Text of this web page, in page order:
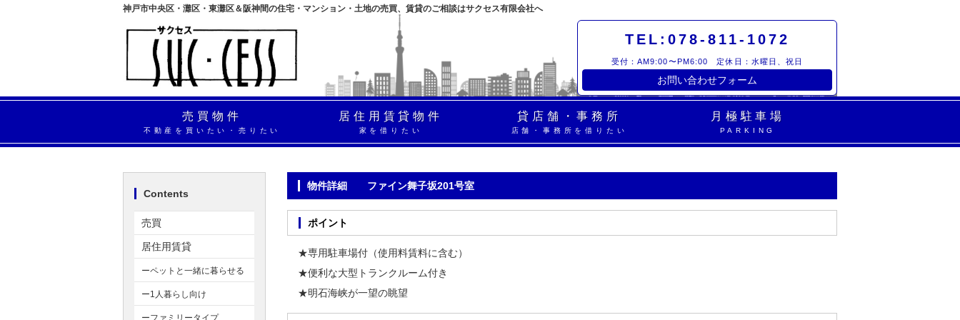
神戸市中央区・灘区・東灘区＆阪神間の住宅・マンション・土地の売買、賃貸のご相談はサクセス有限会社へ
TEL:078-811-1072
受付：AM9:00〜PM6:00 定休日：水曜日、祝日
お問い合わせフォーム
売買物件
不動産を買いたい・売りたい
居住用賃貸物件
家を借りたい
貸店舗・事務所
店舗・事務所を借りたい
月極駐車場
PARKING
物件詳細 ファイン舞子坂201号室
ポイント
★専用駐車場付（使用料賃料に含む）
★便利な大型トランクルーム付き
★明石海峡が一望の眺望
Contents
売買
居住用賃貸
ーペットと一緒に暮らせる
ー1人暮らし向け
ーファミリータイプ